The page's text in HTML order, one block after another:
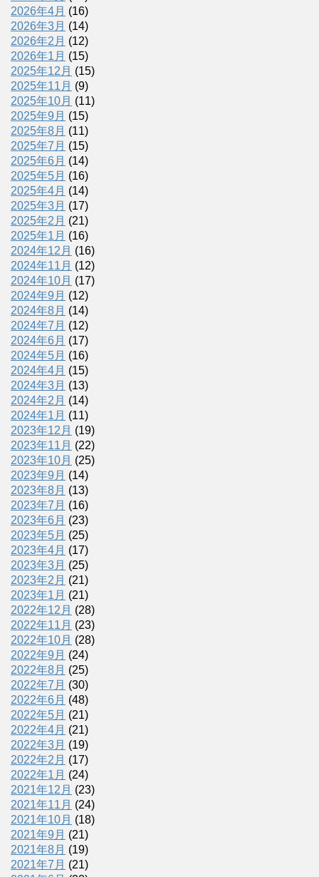
2026年4月 (16)
2026年3月 (14)
2026年2月 (12)
2026年1月 (15)
2025年12月 (15)
2025年11月 (9)
2025年10月 (11)
2025年9月 (15)
2025年8月 (11)
2025年7月 (15)
2025年6月 (14)
2025年5月 (16)
2025年4月 (14)
2025年3月 (17)
2025年2月 (21)
2025年1月 (16)
2024年12月 (16)
2024年11月 (12)
2024年10月 (17)
2024年9月 (12)
2024年8月 (14)
2024年7月 (12)
2024年6月 (17)
2024年5月 (16)
2024年4月 (15)
2024年3月 (13)
2024年2月 (14)
2024年1月 (11)
2023年12月 (19)
2023年11月 (22)
2023年10月 (25)
2023年9月 (14)
2023年8月 (13)
2023年7月 (16)
2023年6月 (23)
2023年5月 (25)
2023年4月 (17)
2023年3月 (25)
2023年2月 (21)
2023年1月 (21)
2022年12月 (28)
2022年11月 (23)
2022年10月 (28)
2022年9月 (24)
2022年8月 (25)
2022年7月 (30)
2022年6月 (48)
2022年5月 (21)
2022年4月 (21)
2022年3月 (19)
2022年2月 (17)
2022年1月 (24)
2021年12月 (23)
2021年11月 (24)
2021年10月 (18)
2021年9月 (21)
2021年8月 (19)
2021年7月 (21)